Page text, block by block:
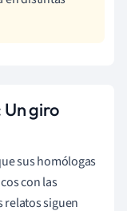
giro
sus homólogas
con las
relatos siguen